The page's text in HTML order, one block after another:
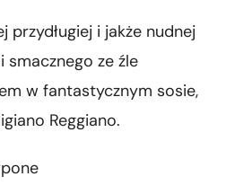
przydługiej i jakże nudnej
smacznego ze źle
w fantastycznym sosie,
Reggiano.